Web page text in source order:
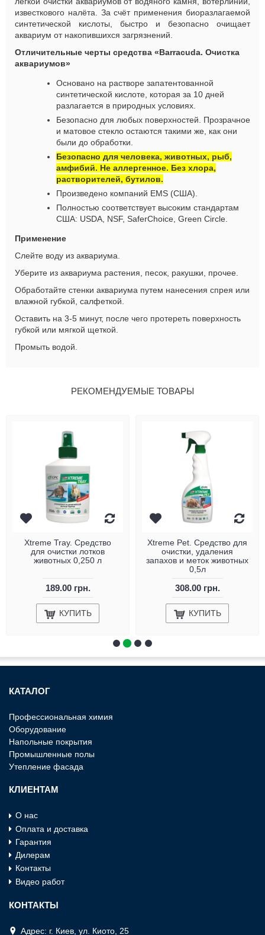
известкового налёта. За счёт применения биоразлагаемой
синтетической кислоты, быстро и безопасно очищает
аквариум от накопившихся загрязнений.
Отличительные черты средства «Barracuda. Очистка
аквариумов»
Основано на растворе запатентованной
синтетической кислоте, которая за 10 дней
разлагается в природных условиях.
Безопасно для любых поверхностей. Прозрачное
и матовое стекло остаются такими же, как они
были до обработки.
Безопасно для человека, животных, рыб,
амфибий. Не аллергенное. Без хлора,
растворителей, бутилов.
Произведено компаний EMS (США).
Полностью соответствует высоким стандартам
США: USDA, NSF, SaferChoice, Green Circle.
Применение
Слейте воду из аквариума.
Уберите из аквариума растения, песок, ракушки, прочее.
Обработайте стенки аквариума путем нанесения спрея или
влажной губкой, салфеткой.
Оставить на 3-5 минут, после чего протереть поверхность
губкой или мягкой щеткой.
Промыть водой.
РЕКОМЕНДУЕМЫЕ ТОВАРЫ
Xtreme Tray. Средство
для очистки лотков
животных 0,250 л
189.00 грн.
КУПИТЬ
Xtreme Pet. Средство для
очистки, удаления
запахов и меток животных
0,5л
308.00 грн.
КУПИТЬ
КАТАЛОГ
Профессиональная химия
Оборудование
Напольные покрытия
Промышленные полы
Утепление фасада
КЛИЕНТАМ
О нас
Оплата и доставка
Гарантия
Дилерам
Контакты
Видео работ
КОНТАКТЫ
Адрес: г. Киев, ул. Киото, 25